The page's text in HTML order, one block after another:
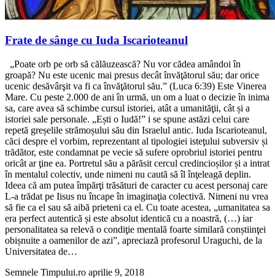
Frate de sânge cu Iuda Iscarioteanul
„Poate orb pe orb să călăuzească? Nu vor cădea amândoi în
groapă? Nu este ucenic mai presus decât învăţătorul său; dar orice
ucenic desăvârşit va fi ca învăţătorul său.” (Luca 6:39) Este Vinerea
Mare. Cu peste 2.000 de ani în urmă, un om a luat o decizie în inima
sa, care avea să schimbe cursul istoriei, atât a umanităţii, cât și a
istoriei sale personale. „Ești o Iudă!” i se spune astăzi celui care
repetă greșelile strămoșului său din Israelul antic. Iuda Iscarioteanul,
căci despre el vorbim, reprezentant al tipologiei isteţului subversiv și
trădător, este condamnat pe vecie să sufere oprobriul istoriei pentru
oricât ar ţine ea. Portretul său a părăsit cercul credincioșilor și a intrat
în mentalul colectiv, unde nimeni nu caută să îl înţeleagă deplin.
Ideea că am putea împărţi trăsături de caracter cu acest personaj care
L-a trădat pe Iisus nu încape în imaginaţia colectivă. Nimeni nu vrea
să fie ca el sau să aibă prieteni ca el. Cu toate acestea, „umanitatea sa
era perfect autentică și este absolut identică cu a noastră, (…) iar
personalitatea sa relevă o condiţie mentală foarte similară conștiinţei
obișnuite a oamenilor de azi”, apreciază profesorul Uraguchi, de la
Universitatea de…
Semnele Timpului.ro aprilie 9, 2018